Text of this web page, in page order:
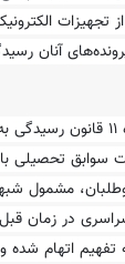
تجهیزات
آنان
با توجه به تکلیف
تحصیلی
بر ۱۰۴۵ نفر از
تفهیم اتهام